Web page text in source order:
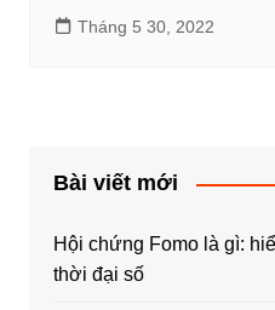
Tháng 5 30, 2022
Bài viết mới
Hội chứng Fomo là gì:
thời đại số